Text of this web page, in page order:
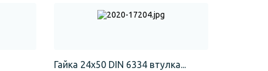
Гайка 24х50 DIN 6334 втулка...